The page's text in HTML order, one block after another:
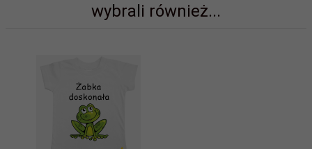
wybrali również...